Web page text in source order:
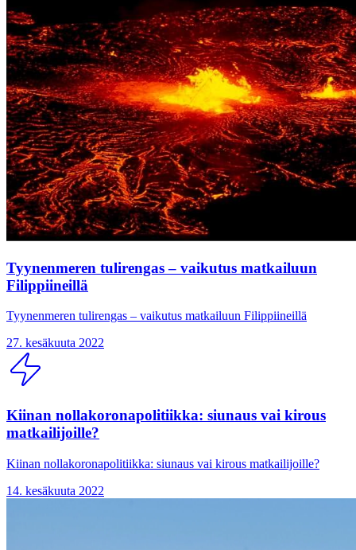
Tyynenmeren tulirengas – vaikutus matkailuun
Filippiineillä
Tyynenmeren tulirengas – vaikutus matkailuun Filippiineillä
27. kesäkuuta 2022
Kiinan nollakoronapolitiikka: siunaus vai kirous
matkailijoille?
Kiinan nollakoronapolitiikka: siunaus vai kirous matkailijoille?
14. kesäkuuta 2022